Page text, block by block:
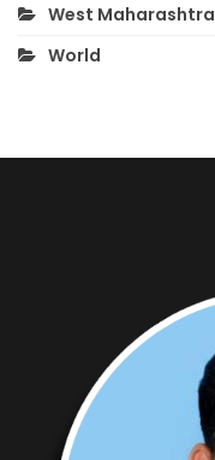
West Maharashtra
World